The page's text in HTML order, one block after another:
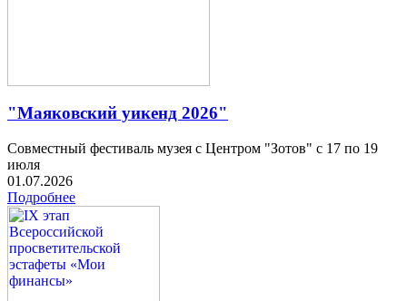
"Маяковский уикенд 2026"
Совместный фестиваль музея с Центром "Зотов" с 17 по 19
июля
01.07.2026
Подробнее